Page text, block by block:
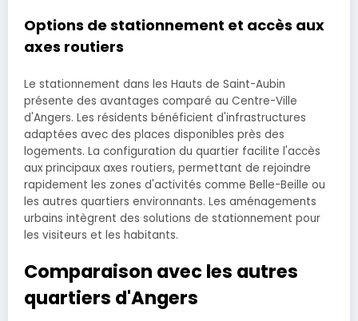
Options de stationnement et accès aux
axes routiers
Le stationnement dans les Hauts de Saint-Aubin
présente des avantages comparé au Centre-Ville
d'Angers. Les résidents bénéficient d'infrastructures
adaptées avec des places disponibles près des
logements. La configuration du quartier facilite l'accès
aux principaux axes routiers, permettant de rejoindre
rapidement les zones d'activités comme Belle-Beille ou
les autres quartiers environnants. Les aménagements
urbains intègrent des solutions de stationnement pour
les visiteurs et les habitants.
Comparaison avec les autres
quartiers d'Angers